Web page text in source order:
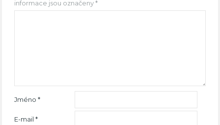
informace jsou označeny*
Jméno*
E-mail*